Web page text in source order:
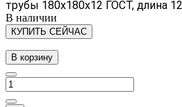
трубы 180х180х12 ГОСТ, длина
В наличии
КУПИТЬ СЕЙЧАС
В корзину